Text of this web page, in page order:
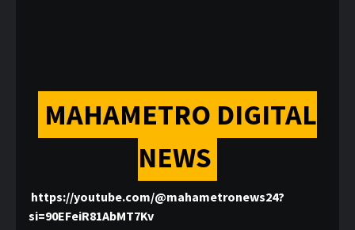
MAHAMETRO DIGITAL
NEWS
https://youtube.com/@mahametronews24?
si=90EFeiR81AbMT7Kv